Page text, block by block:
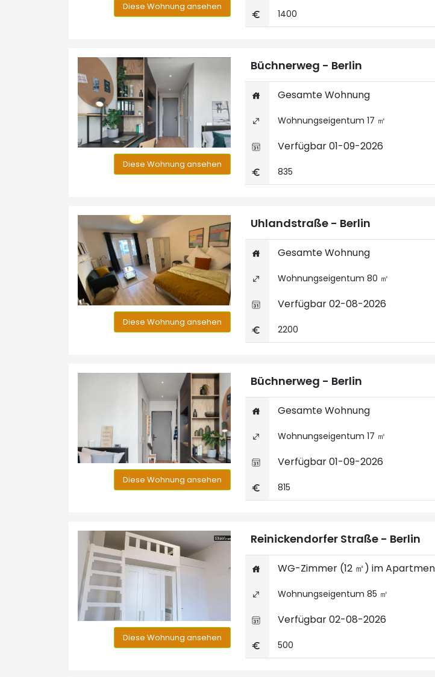
Diese Wohnung ansehen
1400
Diese Wohnung ansehen
Büchnerweg - Berlin
Gesamte Wohnung
Wohnungseigentum 17 ㎡
Verfügbar 01-09-2026
835
Diese Wohnung ansehen
Uhlandstraße - Berlin
Gesamte Wohnung
Wohnungseigentum 80 ㎡
Verfügbar 02-08-2026
2200
Diese Wohnung ansehen
Büchnerweg - Berlin
Gesamte Wohnung
Wohnungseigentum 17 ㎡
Verfügbar 01-09-2026
815
Diese Wohnung ansehen
Reinickendorfer Straße - Berlin
WG-Zimmer (12 ㎡) im
Wohnungseigentum 85 ㎡
Verfügbar 02-08-2026
500